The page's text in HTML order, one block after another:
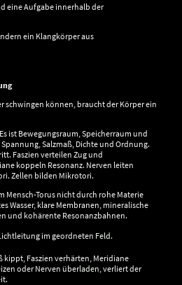
eine Aufgabe innerhalb der
ein Klangkörper aus
schwingen können, braucht der Körper ein
ist Bewegungsraum, Speicherraum und
Salzmaß, Dichte und Ordnung.
Faszien verteilen Zug und
koppeln Resonanz. Nerven leiten
Zellen bilden Mikrotori.
Mensch-Torus nicht durch rohe Materie
Wasser, klare Membranen, mineralische
und kohärente Resonanzbahnen.
im geordneten Feld.
kippt, Faszien verhärten, Meridiane
oder Nerven überladen, verliert der